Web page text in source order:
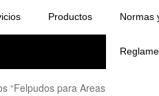
Productos Normas
“Felpudos para Areas